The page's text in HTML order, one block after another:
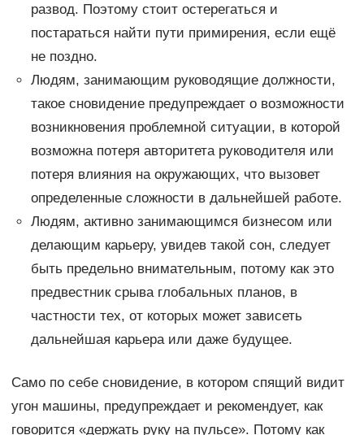
развод. Поэтому стоит остерегаться и
постараться найти пути примирения, если ещё
не поздно.
Людям, занимающим руководящие должности,
такое сновидение предупреждает о возможности
возникновения проблемной ситуации, в которой
возможна потеря авторитета руководителя или
потеря влияния на окружающих, что вызовет
определенные сложности в дальнейшей работе.
Людям, активно занимающимся бизнесом или
делающим карьеру, увидев такой сон, следует
быть предельно внимательным, потому как это
предвестник срыва глобальных планов, в
частности тех, от которых может зависеть
дальнейшая карьера или даже будущее.
Само по себе сновидение, в котором спящий видит
угон машины, предупреждает и рекомендует, как
говорится «держать руку на пульсе». Потому как